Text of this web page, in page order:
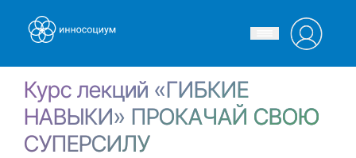
Курс лекций «ГИБКИЕ
НАВЫКИ» ПРОКАЧАЙ СВОЮ
СУПЕРСИЛУ